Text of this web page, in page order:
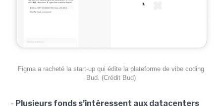
Figma a racheté la start-up qui édite la plateforme de vibe coding
Bud. (Crédit Bud)
- Plusieurs fonds s’intéressent aux datacenters